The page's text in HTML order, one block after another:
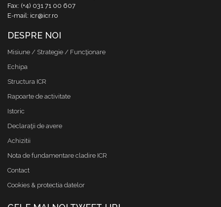
Fax: (+4) 031 71 00 607
E-mail: icr@icr.ro
DESPRE NOI
Misiune / Strategie / Funcţionare
Echipa
Structura ICR
Rapoarte de activitate
Istoric
Declaraţii de avere
Achizitii
Nota de fundamentare cladire ICR
Contact
Cookies & protectia datelor